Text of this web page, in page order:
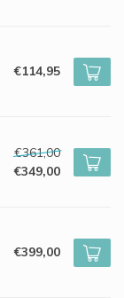
€114,95
€361,00
€349,00
€399,00